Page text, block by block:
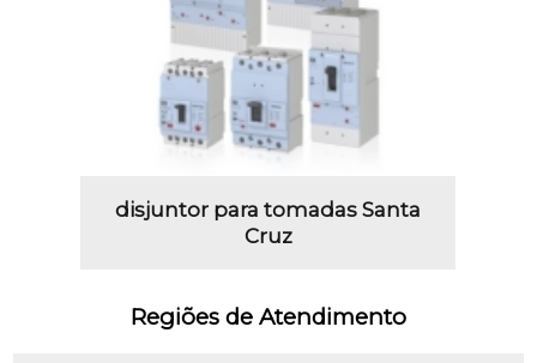
disjuntor para tomadas Santa
Cruz
Regiões de Atendimento